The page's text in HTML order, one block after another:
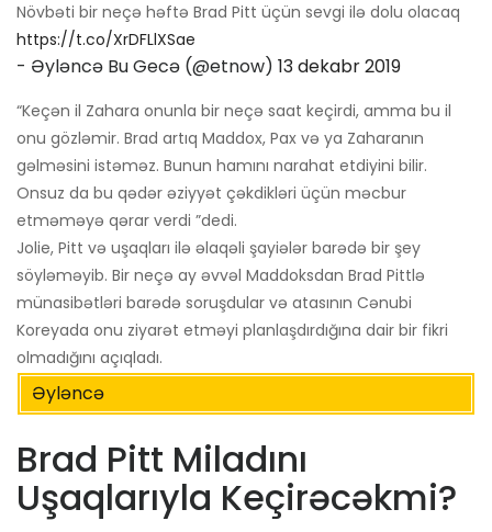
Növbəti bir neçə həftə Brad Pitt üçün sevgi ilə dolu olacaq
https://t.co/XrDFLlXSae
- Əyləncə Bu Gecə (@etnow) 13 dekabr 2019
“Keçən il Zahara onunla bir neçə saat keçirdi, amma bu il
onu gözləmir. Brad artıq Maddox, Pax və ya Zaharanın
gəlməsini istəməz. Bunun hamını narahat etdiyini bilir.
Onsuz da bu qədər əziyyət çəkdikləri üçün məcbur
etməməyə qərar verdi ”dedi.
Jolie, Pitt və uşaqları ilə əlaqəli şayiələr barədə bir şey
söyləməyib. Bir neçə ay əvvəl Maddoksdan Brad Pittlə
münasibətləri barədə soruşdular və atasının Cənubi
Koreyada onu ziyarət etməyi planlaşdırdığına dair bir fikri
olmadığını açıqladı.
Əyləncə
Brad Pitt Miladını
Uşaqlarıyla Keçirəcəkmi?